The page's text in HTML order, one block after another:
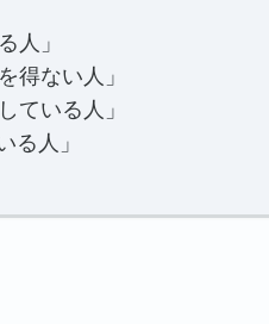
人」
得ない人」
ている人」
る人」